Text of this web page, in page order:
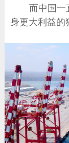
而中国一
身更大利益的